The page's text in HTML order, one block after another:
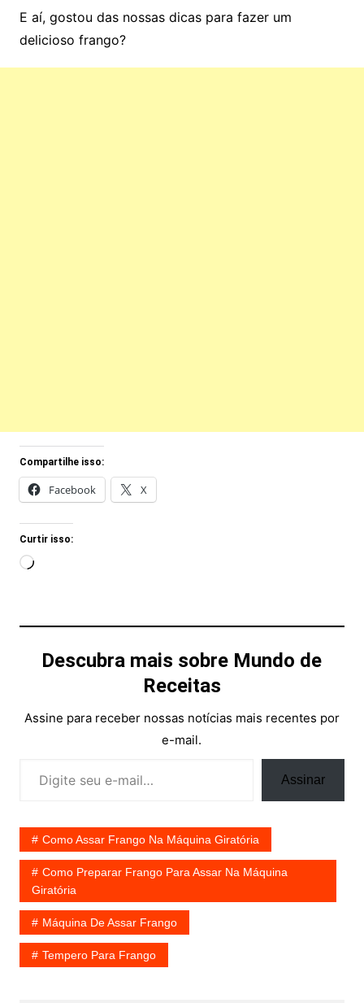
E aí, gostou das nossas dicas para fazer um
delicioso frango?
Compartilhe isso:
Facebook X
Curtir isso:
Carregando...
Descubra mais sobre Mundo de
Receitas
Assine para receber nossas notícias mais recentes por
e-mail.
Assinar
Como Assar Frango Na Máquina Giratória
Como Preparar Frango Para Assar Na Máquina
Giratória
Máquina De Assar Frango
Tempero Para Frango